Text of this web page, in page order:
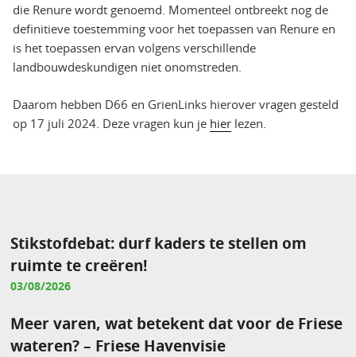
die Renure wordt genoemd. Momenteel ontbreekt nog de
definitieve toestemming voor het toepassen van Renure en
is het toepassen ervan volgens verschillende
landbouwdeskundigen niet onomstreden.
Daarom hebben D66 en GrienLinks hierover vragen gesteld
op 17 juli 2024. Deze vragen kun je hier lezen.
Stikstofdebat: durf kaders te stellen om
ruimte te creëren!
03/08/2026
Meer varen, wat betekent dat voor de Friese
wateren? – Friese Havenvisie